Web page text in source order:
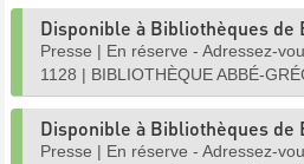
Disponible à Bibliothèques de
Presse | En réserve - Adressez-
1128 | BIBLIOTHÈQUE ABBÉ-
Disponible à Bibliothèques de
Presse | En réserve - Adressez-